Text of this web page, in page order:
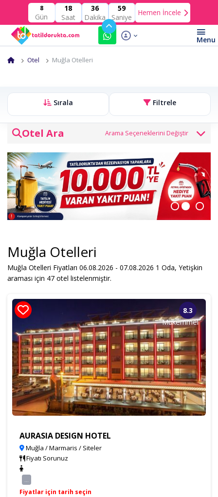
8
Gün
18
Saat
36
Dakika
58
Saniye
Hemen İncele
Otel Muğla Otelleri
Sırala Filtrele
Otel Ara
Otel veya bölge
Giriş Tarihi Çıkış Tarihi
Sadece Müsait Oteller
Otel Ara
Muğla Otelleri
Muğla Otelleri Fiyatları 06.08.2026 - 07.08.2026 1 Oda, Yetişkin
araması için 47 otel listelenmiştir.
8.3
Mükemmel
AURASIA DESIGN HOTEL
Muğla / Marmaris / Siteler
Fiyatı Sorunuz
...
Fiyatlar için tarih seçin